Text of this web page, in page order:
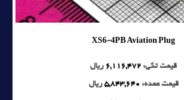
XS6-4PB Aviation Plug
قیمت تکی: 6,116,472 ریال
قیمت عمده: 5,843,640 ریال